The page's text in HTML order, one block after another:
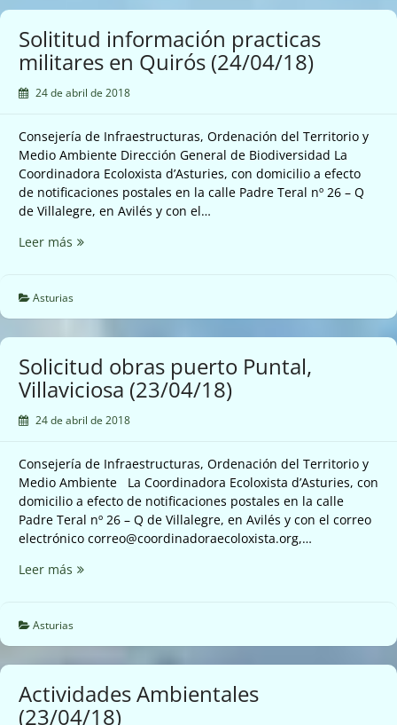
Solititud información practicas
militares en Quirós (24/04/18)
24 de abril de 2018
Consejería de Infraestructuras, Ordenación del Territorio y
Medio Ambiente Dirección General de Biodiversidad La
Coordinadora Ecoloxista d’Asturies, con domicilio a efecto
de notificaciones postales en la calle Padre Teral nº 26 – Q
de Villalegre, en Avilés y con el…
Leer más Solititud
militares
en
Quirós
Asturias
Solicitud obras puerto Puntal,
Villaviciosa (23/04/18)
24 de abril de 2018
Consejería de Infraestructuras, Ordenación del Territorio y
Medio Ambiente La Coordinadora Ecoloxista d’Asturies, con
domicilio a efecto de notificaciones postales en la calle
Padre Teral nº 26 – Q de Villalegre, en Avilés y con el correo
electrónico correo@coordinadoraecoloxista.org,…
Leer más Solicitud
Puntal,
Villaviciosa
(23/04/18)
Asturias
Actividades Ambientales
(23/04/18)